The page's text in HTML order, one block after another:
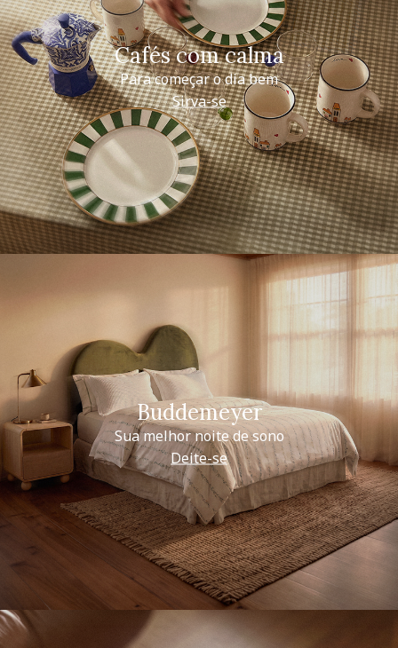
Cafés com calma
Para começar o dia bem
Sirva-se
Buddemeyer
Sua melhor noite de sono
Deite-se